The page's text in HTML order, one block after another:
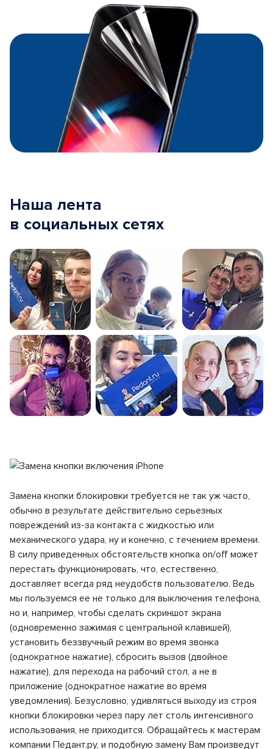
Наша лента
в социальных сетях
Замена кнопки блокировки требуется не так уж часто,
обычно в результате действительно серьезных
повреждений из-за контакта с жидкостью или
механического удара, ну и конечно, с течением времени.
В силу приведенных обстоятельств кнопка on/off может
перестать функционировать, что, естественно,
доставляет всегда ряд неудобств пользователю. Ведь
мы пользуемся ее не только для выключения телефона,
но и, например, чтобы сделать скриншот экрана
(одновременно зажимая с центральной клавишей),
установить беззвучный режим во время звонка
(однократное нажатие), сбросить вызов (двойное
нажатие), для перехода на рабочий стол, а не в
приложение (однократное нажатие во время
уведомления). Безусловно, удивляться выходу из строя
кнопки блокировки через пару лет столь интенсивного
использования, не приходится. Обращайтесь к мастерам
компании Педант.ру, и подобную замену Вам произведут